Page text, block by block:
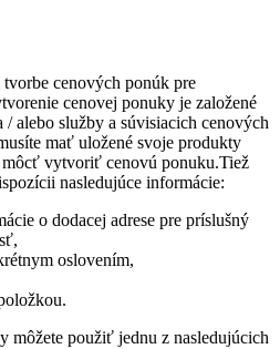
cenových ponúk pre
cenovej ponuky je založené
alebo služby a súvisiacich cenových
mať uložené svoje produkty
môcť vytvoriť cenovú ponuku.Tiež
nasledujúce informácie:
o dodacej adrese pre príslušný
oslovením,
môžete použiť jednu z nasledujúcich